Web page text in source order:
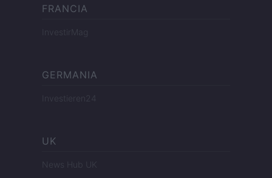
FRANCIA
InvestirMag
GERMANIA
Investieren24
UK
News Hub UK